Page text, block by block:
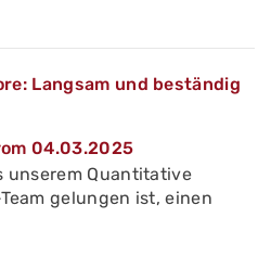
Langsam und beständig
04.03.2025
unserem Quantitative
gelungen ist, einen